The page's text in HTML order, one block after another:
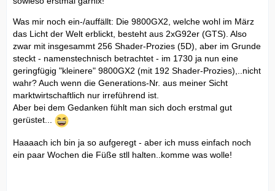
Was mir noch ein-/auffällt: Die 9800GX2, welche wohl im März
das Licht der Welt erblickt, besteht aus 2xG92er (GTS). Also
zwar mit insgesammt 256 Shader-Prozies (5D), aber im Grunde
steckt - namenstechnisch betrachtet - im 1730 ja nun eine
geringfügig "kleinere" 9800GX2 (mit 192 Shader-Prozies),..nicht
wahr? Auch wenn die Generations-Nr. aus meiner Sicht
marktwirtschaftlich nur irreführend ist.
Aber bei dem Gedanken fühlt man sich doch erstmal gut
gerüstet...
Haaaach ich bin ja so aufgeregt - aber ich muss einfach noch
ein paar Wochen die Füße stll halten..komme was wolle!